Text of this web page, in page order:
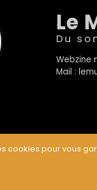
Le
Du
Webzine
Mail :
cookies pour vous